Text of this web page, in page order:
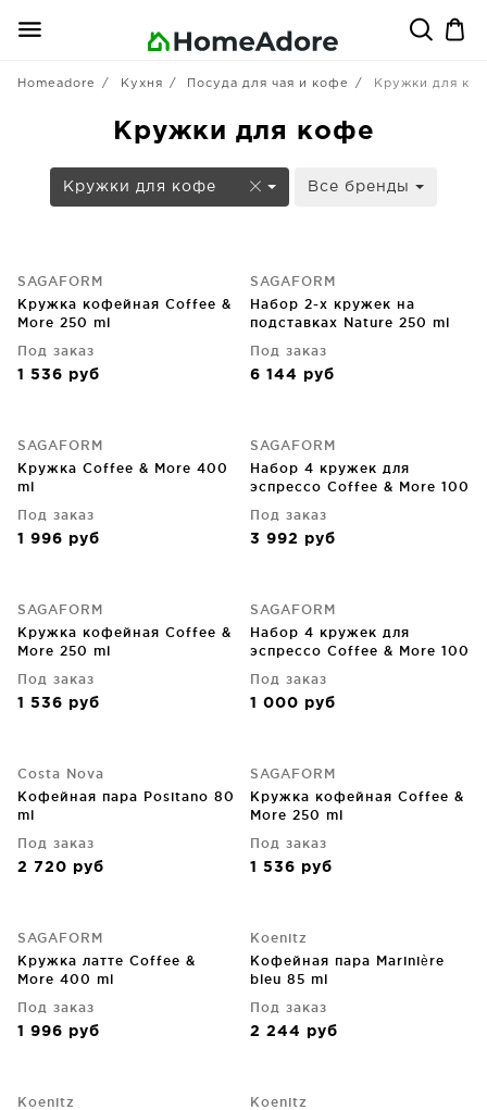
Homeadore Кухня Посуда для чая и кофе Кружки для
Кружки для кофе
Кружки для кофе Все бренды
SAGAFORM
Кружка кофейная Coffee &
More 250 ml
Под заказ
1 536 руб
SAGAFORM
Набор 2-х кружек на
подставках Nature 250 ml
Под заказ
6 144 руб
SAGAFORM
Кружка Coffee & More 400
ml
Под заказ
1 996 руб
SAGAFORM
Набор 4 кружек для
эспрессо Coffee & More 100
Под заказ
3 992 руб
SAGAFORM
Кружка кофейная Coffee &
More 250 ml
Под заказ
1 536 руб
SAGAFORM
Набор 4 кружек для
эспрессо Coffee & More 100
Под заказ
1 000 руб
Costa Nova
Кофейная пара Positano 80
ml
Под заказ
2 720 руб
SAGAFORM
Кружка кофейная Coffee &
More 250 ml
Под заказ
1 536 руб
SAGAFORM
Кружка латте Coffee &
More 400 ml
Под заказ
1 996 руб
Koenitz
Кофейная пара Marinière
bleu 85 ml
Под заказ
2 244 руб
Koenitz
Koenitz